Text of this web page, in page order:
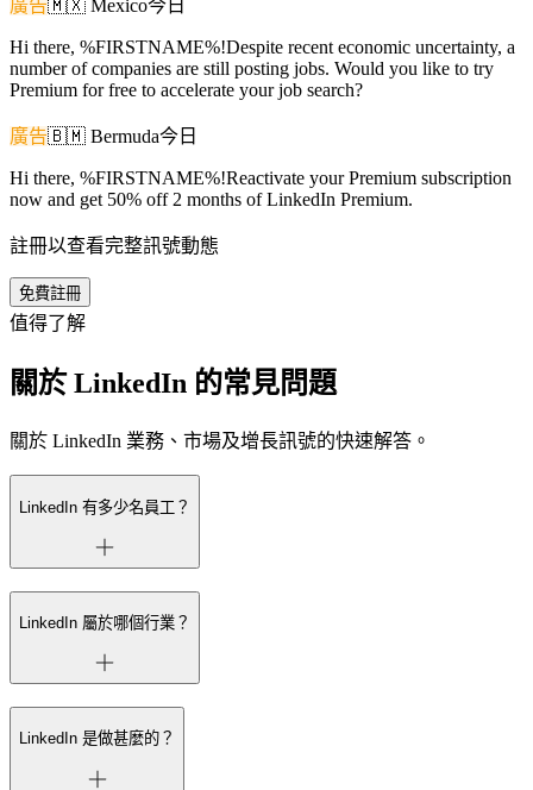
廣告🇲🇽 Mexico今日
Hi there, %FIRSTNAME%!Despite recent economic uncertainty, a
number of companies are still posting jobs. Would you like to try
Premium for free to accelerate your job search?
廣告🇧🇲 Bermuda今日
Hi there, %FIRSTNAME%!Reactivate your Premium subscription
now and get 50% off 2 months of LinkedIn Premium.
註冊以查看完整訊號動態
免費註冊
值得了解
關於 LinkedIn 的常見問題
關於 LinkedIn 業務、市場及增長訊號的快速解答。
LinkedIn 有多少名員工？
LinkedIn 屬於哪個行業？
LinkedIn 是做甚麼的？